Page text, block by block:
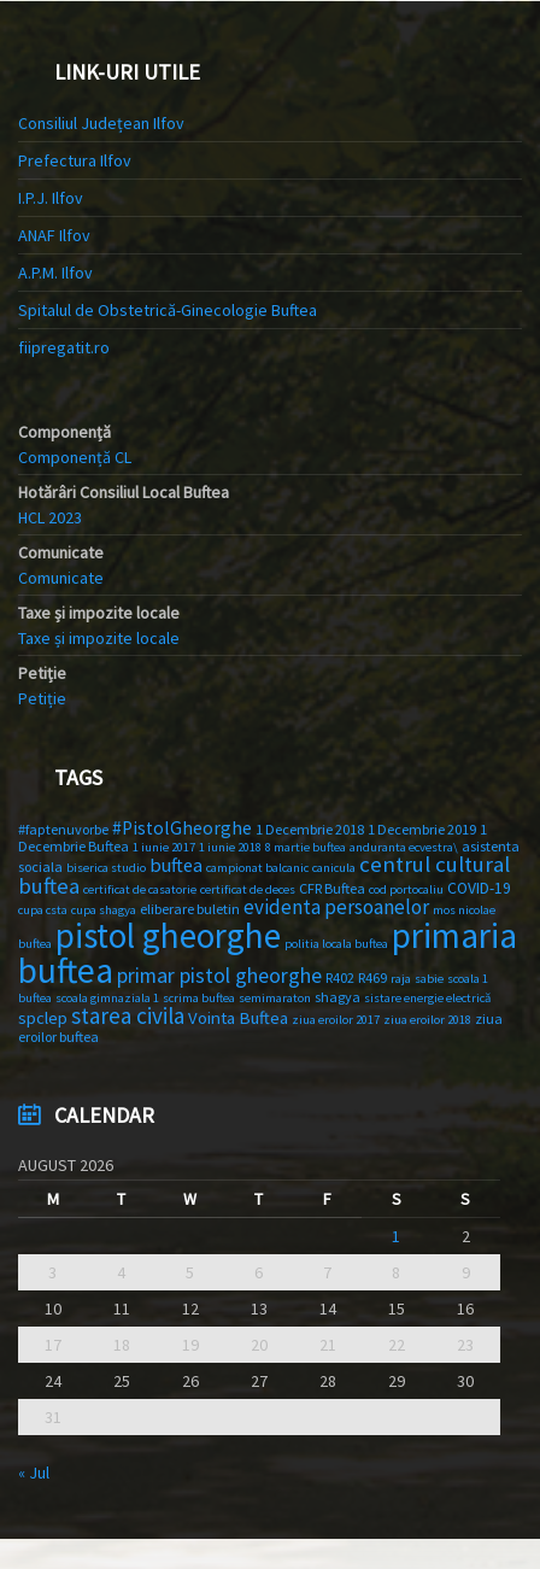
LINK-URI UTILE
Consiliul Județean Ilfov
Prefectura Ilfov
I.P.J. Ilfov
ANAF Ilfov
A.P.M. Ilfov
Spitalul de Obstetrică-Ginecologie Buftea
fiipregatit.ro
Componență
Componență CL
Hotărâri Consiliul Local Buftea
HCL 2023
Comunicate
Comunicate
Taxe și impozite locale
Taxe și impozite locale
Petiție
Petiție
TAGS
#faptenuvorbe #PistolGheorghe 1 Decembrie 2018 1 Decembrie 2019 1
Decembrie Buftea 1 iunie 2017 1 iunie 2018 8 martie buftea anduranta ecvestra\ asistenta
sociala biserica studio buftea campionat balcanic canicula centrul cultural
buftea certificat de casatorie certificat de deces CFR Buftea cod portocaliu COVID-19
cupa csta cupa shagya eliberare buletin evidenta persoanelor mos nicolae
buftea pistol gheorghe politia locala buftea primaria
buftea primar pistol gheorghe R402 R469 raja sabie scoala 1
buftea scoala gimnaziala 1 scrima buftea semimaraton shagya sistare energie electrică
spclep starea civila Vointa Buftea ziua eroilor 2017 ziua eroilor 2018 ziua
eroilor buftea
CALENDAR
AUGUST 2026
M
T W T F S
S
1
2
3
4 5 6 7 8
9
10
11 12 13 14 15
16
17
18 19 20 21 22
23
24
25 26 27 28 29
30
31
« Jul